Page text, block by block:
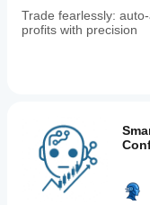
Trade fearlessly:
profits with precision